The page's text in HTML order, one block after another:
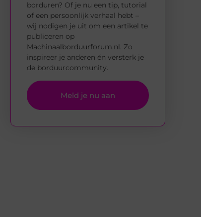
borduren? Of je nu een tip, tutorial
of een persoonlijk verhaal hebt –
wij nodigen je uit om een artikel te
publiceren op
Machinaalborduurforum.nl. Zo
inspireer je anderen én versterk je
de borduurcommunity.
Meld je nu aan